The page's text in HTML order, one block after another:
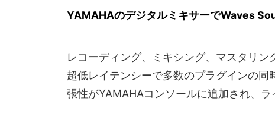
YAMAHAのデジタルミキサーでWaves
レコーディング、ミキシング、マスタリ
超低レイテンシーで多数のプラグインの
張性がYAMAHAコンソールに追加され、